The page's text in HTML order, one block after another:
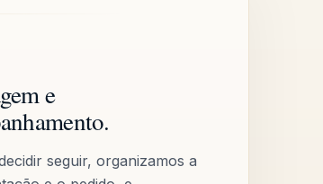
e
seguir, organizamos a